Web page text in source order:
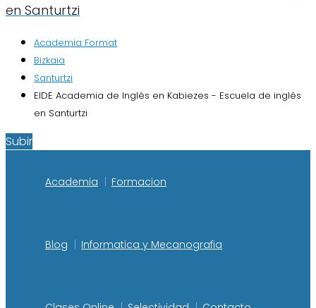
en Santurtzi
Academia Format
Bizkaia
Santurtzi
EIDE Academia de Inglés en Kabiezes - Escuela de inglés
en Santurtzi
Subir
Academia Formacion
Blog Informatica y Mecanografia